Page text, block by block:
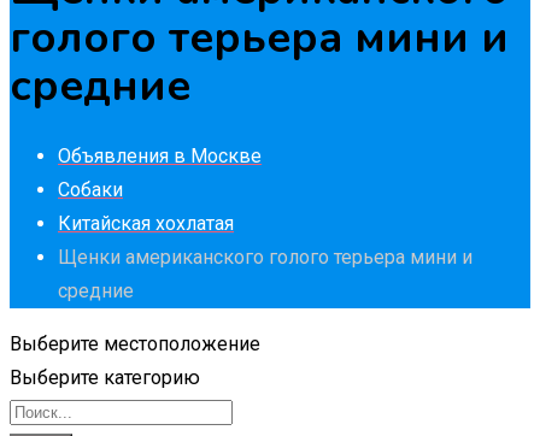
голого терьера мини и
средние
Объявления в Москве
Собаки
Китайская хохлатая
Щенки американского голого терьера мини и
средние
Выберите местоположение
Выберите категорию